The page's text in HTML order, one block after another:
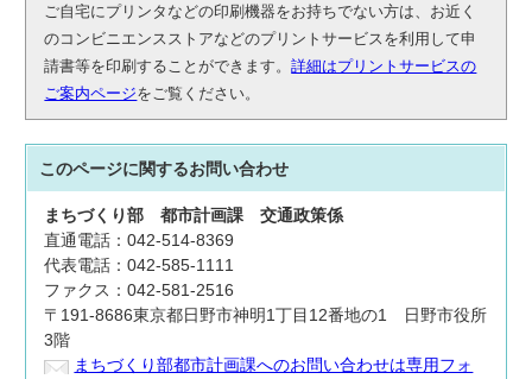
ご自宅にプリンタなどの印刷機器をお持ちでない方は、お近く
のコンビニエンスストアなどのプリントサービスを利用して申
請書等を印刷することができます。詳細はプリントサービスの
ご案内ページをご覧ください。
このページに関するお問い合わせ
まちづくり部都市計画課 交通政策係
直通電話：042-514-8369
代表電話：042-585-1111
ファクス：042-581-2516
〒191-8686東京都日野市神明1丁目12番地の1 日野市役所
3階
まちづくり部都市計画課へのお問い合わせは専用フォ